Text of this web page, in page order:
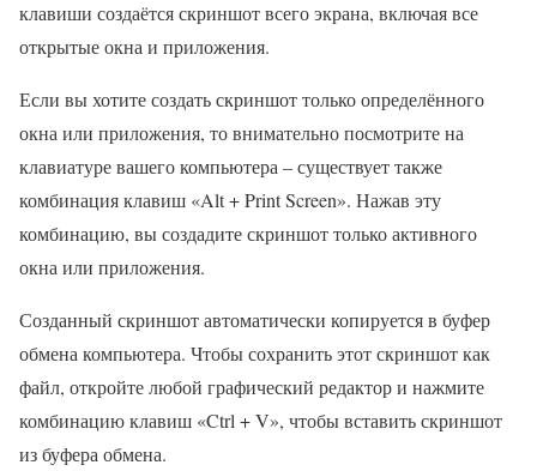
клавиши создаётся скриншот всего экрана, включая все
открытые окна и приложения.
Если вы хотите создать скриншот только определённого
окна или приложения, то внимательно посмотрите на
клавиатуре вашего компьютера – существует также
комбинация клавиш «Alt + Print Screen». Нажав эту
комбинацию, вы создадите скриншот только активного
окна или приложения.
Созданный скриншот автоматически копируется в буфер
обмена компьютера. Чтобы сохранить этот скриншот как
файл, откройте любой графический редактор и нажмите
комбинацию клавиш «Ctrl + V», чтобы вставить скриншот
из буфера обмена.